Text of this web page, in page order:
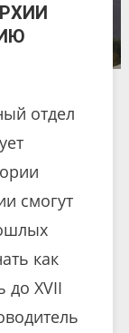
отдел
смогут
как
до XVII